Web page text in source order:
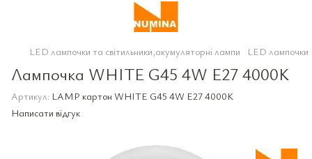
LED лампочки та світильники,акумуляторні лампи LED лампочки
Лампочка WHITE G45 4W E27 4000K
Артикул: LAMP картон WHITE G45 4W E27 4000K
Написати відгук